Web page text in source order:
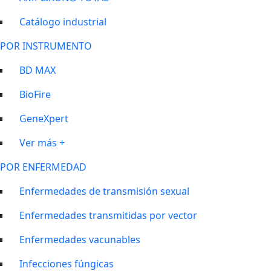
Catálogo industrial
POR INSTRUMENTO
BD MAX
BioFire
GeneXpert
Ver más +
POR ENFERMEDAD
Enfermedades de transmisión sexual
Enfermedades transmitidas por vector
Enfermedades vacunables
Infecciones fúngicas